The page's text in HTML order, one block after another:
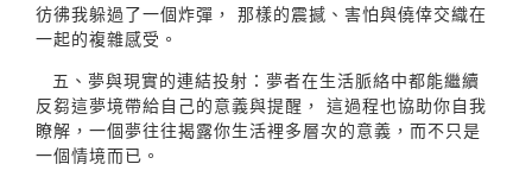
彷彿我躲過了一個炸彈， 那樣的震撼、害怕與僥倖交織在
一起的複雜感受。
五、夢與現實的連結投射：夢者在生活脈絡中都能繼續
反芻這夢境帶給自己的意義與提醒， 這過程也協助你自我
瞭解，一個夢往往揭露你生活裡多層次的意義，而不只是
一個情境而已。